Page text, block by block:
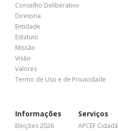
Conselho Deliberativo
Diretoria
Entidade
Estatuto
Missão
Visão
Valores
Termo de Uso e de Privacidade
Informações
Eleições 2026
Serviços
APCEF Cidadã